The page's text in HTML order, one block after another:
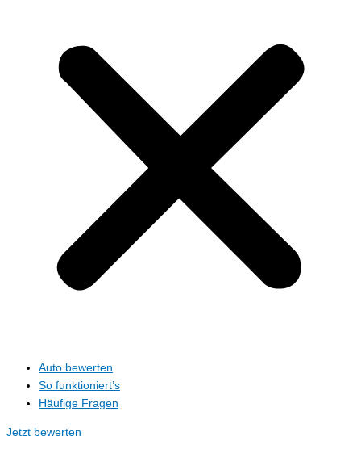
Auto bewerten
So funktioniert’s
Häufige Fragen
Jetzt bewerten